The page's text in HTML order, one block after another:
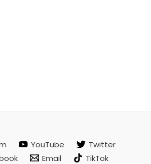
YouTube
Twitter
Email TikTok